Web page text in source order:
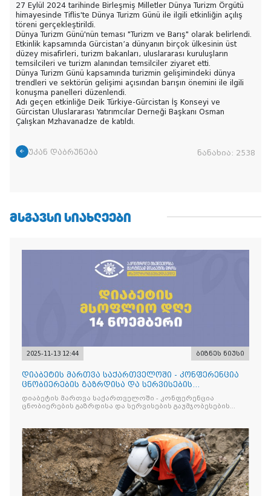
27 Eylül 2024 tarihinde Birleşmiş Milletler Dünya Turizm Örgütü
himayesinde Tiflis'te Dünya Turizm Günü ile ilgili etkinliğin açılış
töreni gerçekleştirildi.
Dünya Turizm Günü'nün teması "Turizm ve Barış" olarak belirlendi.
Etkinlik kapsamında Gürcistan’a dünyanın birçok ülkesinin üst
düzey misafirleri, turizm bakanları, uluslararası kuruluşların
temsilcileri ve turizm alanından temsilciler ziyaret etti.
Dünya Turizm Günü kapsamında turizmin gelişimindeki dünya
trendleri ve sektörün gelişimi açısından barışın önemini ile ilgili
konuşma panelleri düzenlendi.
Adı geçen etkinliğe Deik Türkiye-Gürcistan İş Konseyi ve
Gürcistan Uluslararası Yatırımcılar Derneği Başkanı Osman
Çalışkan Mzhavanadze de katıldı.
უკან დაბრუნება ნანახია: 2538
ᲛᲡᲒᲐᲕᲡᲘ ᲡᲘᲐᲮᲚᲔᲔᲑᲘ
2025-11-13 12:44 ბიზნეს ნიუსი
დიაბეტის მართვა საქართველოში - კონფერენცია
ცნობიერების გაზრდისა და სერვისების
გაუმჯობესების მიზნით
დიაბეტის მართვა საქართველოში - კონფერენცია
ცნობიერების გაზრდისა და სერვისების გაუმჯობესების